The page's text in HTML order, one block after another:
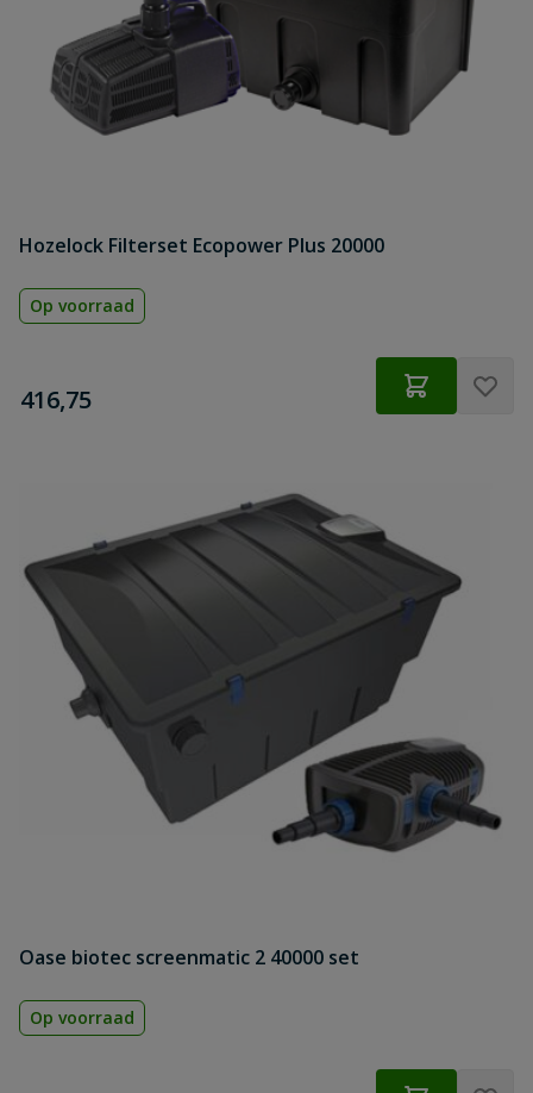
Hozelock Filterset Ecopower Plus 20000
Op voorraad
€
416,75
Oase biotec screenmatic 2 40000 set
Op voorraad